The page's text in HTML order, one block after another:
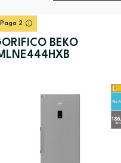
Preço (mais baixo)
Alfabética (Z-A)
2
BEKO